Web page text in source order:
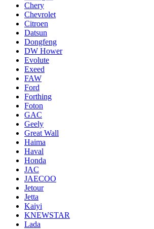
Chery
Chevrolet
Citroen
Datsun
Dongfeng
DW Hower
Evolute
Exeed
FAW
Ford
Forthing
Foton
GAC
Geely
Great Wall
Haima
Haval
Honda
JAC
JAECOO
Jetour
Jetta
Kaiyi
KNEWSTAR
Lada